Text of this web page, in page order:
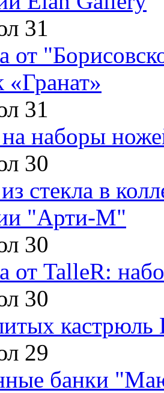
31
от
«Гранат»
31
наборы
30
стекла в
"Арти-М"
30
от TalleR:
30
кастрюль
29
банки